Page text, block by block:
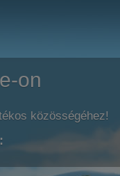
on
közösségéhez!